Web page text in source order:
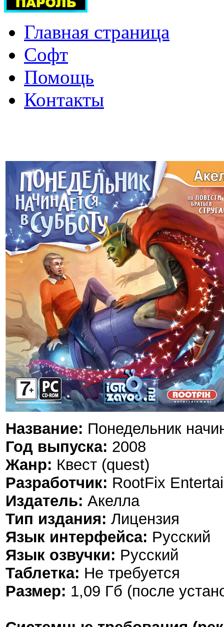
Главная страница
Софт
Помощь
Контакты
Название: Понедельник
Год выпуска: 2008
Жанр: Квест (quest)
Разработчик: RootFix
Издатель: Акелла
Тип издания: Лицензия
Язык интерфейса: Русский
Язык озвучки: Русский
Таблетка: Не требуется
Размер: 1,09 Гб (после